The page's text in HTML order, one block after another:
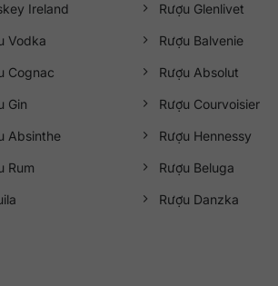
Ireland
Vodka
Cognac
Gin
Absinthe
Rum
Rượu Glenlivet
Rượu Balvenie
Rượu Absolut
Rượu Courvoisier
Rượu Hennessy
Rượu Beluga
Rượu Danzka